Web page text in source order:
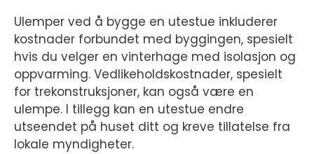
Ulemper ved å bygge en utestue inkluderer
kostnader forbundet med byggingen, spesielt
hvis du velger en vinterhage med isolasjon og
oppvarming. Vedlikeholdskostnader, spesielt
for trekonstruksjoner, kan også være en
ulempe. I tillegg kan en utestue endre
utseendet på huset ditt og kreve tillatelse fra
lokale myndigheter.